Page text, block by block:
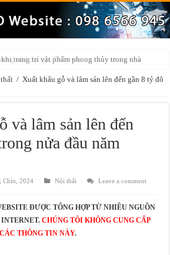
trang trí vật phẩm phong thủy trong nhà
/ Xuất khẩu gỗ và lâm sản lên đến gần 8 tỷ đô
và lâm sản lên đến
nửa đầu năm
Chín, 2024 Nội thất
Leave a comment
ĐƯỢC TỔNG HỢP TỪ NHIỀU NGUỒN
CHÚNG TÔI KHÔNG CUNG CẤP
CÁC THÔNG TIN NÀY.